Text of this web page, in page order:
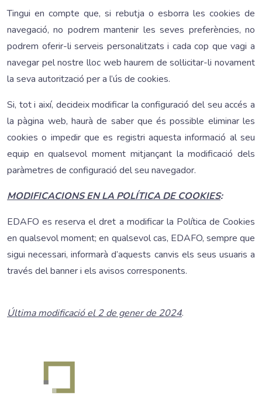
Tingui en compte que, si rebutja o esborra les cookies de
navegació, no podrem mantenir les seves preferències, no
podrem oferir-li serveis personalitzats i cada cop que vagi a
navegar pel nostre lloc web haurem de sol·licitar-li novament
la seva autorització per a l’ús de cookies.
Si, tot i així, decideix modificar la configuració del seu accés a
la pàgina web, haurà de saber que és possible eliminar les
cookies o impedir que es registri aquesta informació al seu
equip en qualsevol moment mitjançant la modificació dels
paràmetres de configuració del seu navegador.
MODIFICACIONS EN LA POLÍTICA DE COOKIES:
EDAFO es reserva el dret a modificar la Política de Cookies
en qualsevol moment; en qualsevol cas, EDAFO, sempre que
sigui necessari, informarà d’aquests canvis els seus usuaris a
través del banner i els avisos corresponents.
Última modificació el 2 de gener de 2024.